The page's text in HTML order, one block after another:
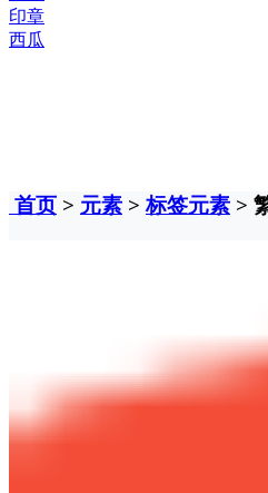
印章
西瓜
首页 > 元素 >标签元素 >